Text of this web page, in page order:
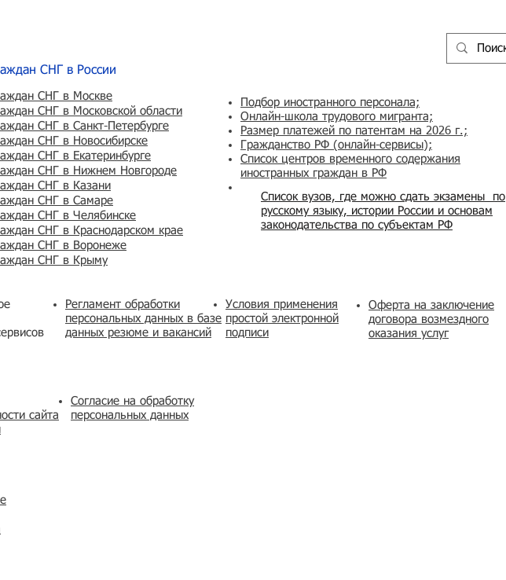
СНГ в России
СНГ в Москве
СНГ в Московской области
СНГ в Санкт-Петербурге
СНГ в Новосибирске
СНГ в Екатеринбурге
СНГ в Нижнем Новгороде
СНГ в Казани
СНГ в Самаре
СНГ в Челябинске
СНГ в Краснодарском крае
СНГ в Воронеже
СНГ в Крыму
Регламент обработки
персональных данных в базе
данных резюме и вакансий
сайта
Согласие на обработку
персональных данных
Список вузов, где можно сдать экзамены по
русскому языку, истории России и основам
законодательства по субъектам РФ
Подбор иностранного персонала;
Онлайн-школа трудового мигранта;
Размер платежей по патентам на 2026 г.;
Гражданство РФ (онлайн-сервисы);
Список центров временного содержания
иностранных граждан в РФ
Условия применения
простой электронной
подписи
​Оферта на заключение
договора возмездного
оказания услуг